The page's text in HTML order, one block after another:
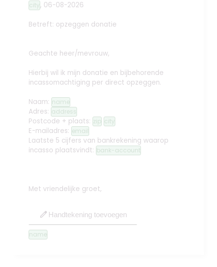
city, 06-08-2026
Betreft: opzeggen donatie
Geachte heer/mevrouw,
Hierbij wil ik mijn donatie en bijbehorende
incassomachtiging per direct opzeggen.
Naam: name
Adres: address
Postcode + plaats: zip city
E-mailadres: email
Laatste 5 cijfers van bankrekening waarop
incasso plaatsvindt: bank-account
Met vriendelijke groet,
edit Handtekening toevoegen
name